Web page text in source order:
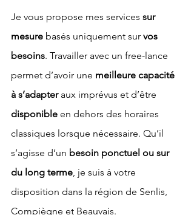
Je vous propose mes services sur
mesure basés uniquement sur vos
besoins. Travailler avec un free-lance
permet d’avoir une meilleure capacité
à s’adapter aux imprévus et d’être
disponible en dehors des horaires
classiques lorsque nécessaire. Qu’il
s’agisse d’un besoin ponctuel ou sur
du long terme, je suis à votre
disposition dans la région de Senlis,
Compiègne et Beauvais.